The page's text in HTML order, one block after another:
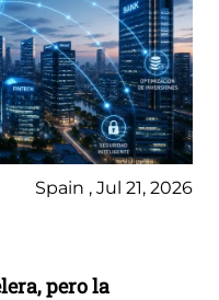
Spain , Jul 21, 2026
pero la